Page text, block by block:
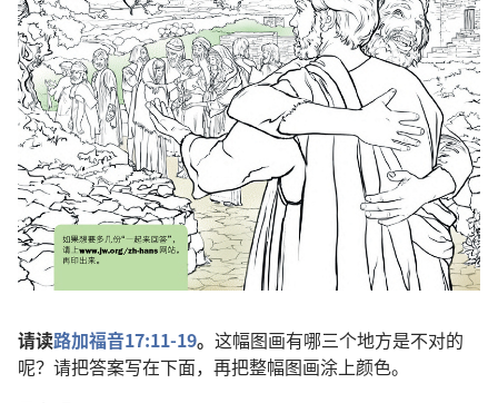
请读路加福音17:11-19。 这幅图画有哪三个地方是不对的
呢？请把答案写在下面，再把整幅图画涂上颜色。